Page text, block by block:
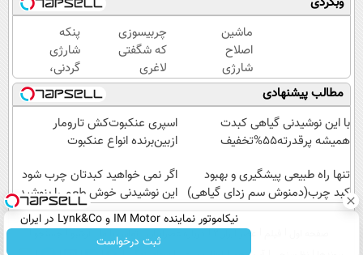
زخم
ایرانی را
ساخت!!!
Lynk&Co
در ایران
ماشین
اصلاح
شارژی
(قیمت
باورنکردنی
تا امشب)
چربیسوزی
که شگفتی
لاغری
آسان را
رقم زد!
پنکه
شارژی
گردنی،
با
قیمت
باور
نکردنی!
محدود)
مطالب پیشنهادی
با این نوشیدنی گیاهی کبدت
همیشه پرقدرته55%تخفیف
اسپری عنکبوت‌‌کش تارومار
ازبین‌برنده انواع عنکبوت
تنها راه طبیعی پیشگیری و بهبود
کبد چرب(دمنوش سم زدای گیاهی)
اگر نمی خواهید کبدتان چرب شود
این نوشیدنی خوش طعم را بنوشید
نیکاموتور نماینده IM Motor و Lynk&Co در ایران
ثبت درخواست
عصر ایران۲ درباره عصرایران تماس با ما